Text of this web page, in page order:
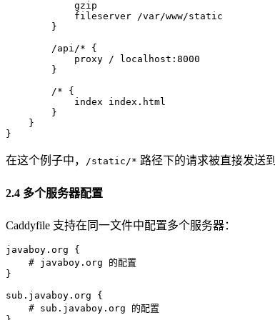
            gzip
            fileserver /var/www/static
        }
        /api/* {
            proxy / localhost:8000
        }
        /* {
            index index.html
        }
    }
在这个例子中， /static/* 路径下的请求被直接发送到
2.4 多个服务器配置
Caddyfile 支持在同一文件中配置多个服务器：
javaboy.org {
    # javaboy.org 的配置
}
sub.javaboy.org {
    # sub.javaboy.org 的配置